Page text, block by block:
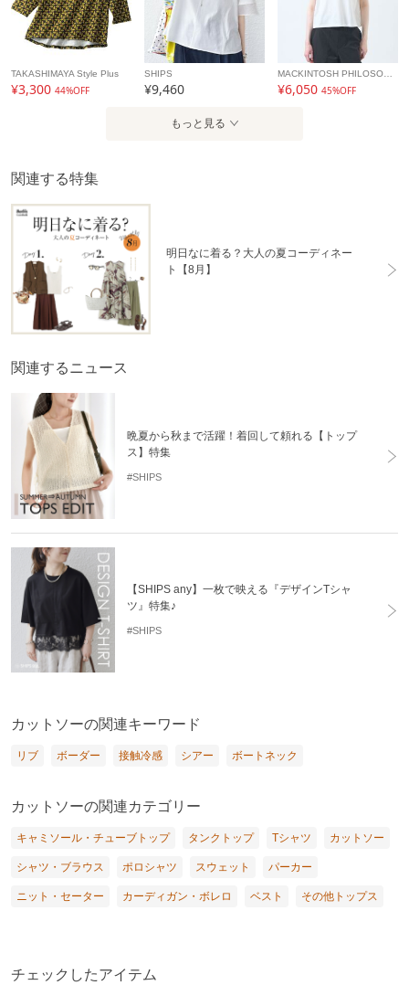
TAKASHIMAYA Style Plus
¥3,300 44%OFF
SHIPS
¥9,460
MACKINTOSH PHILOSOPHY
¥6,05045%OFF
もっと見る
関連する特集
明日なに着る？大人の夏コーディネー
ト【8月】
関連するニュース
晩夏から秋まで活躍！着回して頼れる【トップ
ス】特集
#SHIPS
【SHIPS any】一枚で映える『デザインTシャ
ツ』特集♪
#SHIPS
カットソーの関連キーワード
リブ ボーダー 接触冷感 シアー ボートネック
カットソーの関連カテゴリー
キャミソール・チューブトップ タンクトップ Tシャツ カットソー
シャツ・ブラウス ポロシャツ スウェット パーカー
ニット・セーター カーディガン・ボレロ ベスト その他トップス
チェックしたアイテム